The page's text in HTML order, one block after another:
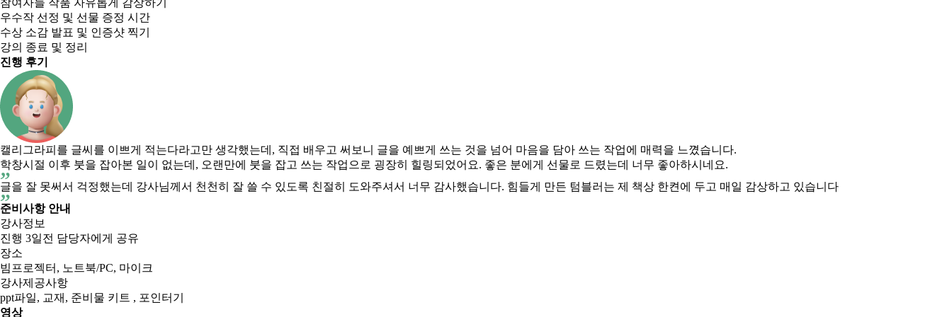
참여자들 작품 자유롭게 감상하기
우수작 선정 및 선물 증정 시간
수상 소감 발표 및 인증샷 찍기
강의 종료 및 정리
진행 후기
캘리그라피를 글씨를 이쁘게 적는다라고만 생각했는데, 직접 배우고 써보니 글을 예쁘게 쓰는 것을 넘어 마음을 담아 쓰는 작업에 매력을 느꼈습니다.
학창시절 이후 붓을 잡아본 일이 없는데, 오랜만에 붓을 잡고 쓰는 작업으로 굉장히 힐링되었어요. 좋은 분에게 선물로 드렸는데 너무 좋아하시네요.
글을 잘 못써서 걱정했는데 강사님께서 천천히 잘 쓸 수 있도록 친절히 도와주셔서 너무 감사했습니다. 힘들게 만든 텀블러는 제 책상 한켠에 두고 매일 감상하고 있습니다
준비사항 안내
강사정보
진행 3일전 담당자에게 공유
장소
빔프로젝터, 노트북/PC, 마이크
강사제공사항
ppt파일, 교재, 준비물 키트 , 포인터기
영상